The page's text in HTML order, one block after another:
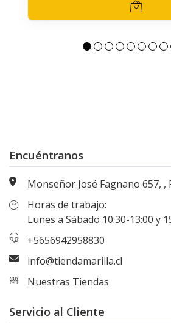
Encuéntranos
Monseñor José Fagnano 657, , Punta
Horas de trabajo:
Lunes a Sábado 10:30-13:00 y
+5656942958830
info@tiendamarilla.cl
Nuestras Tiendas
Servicio al Cliente